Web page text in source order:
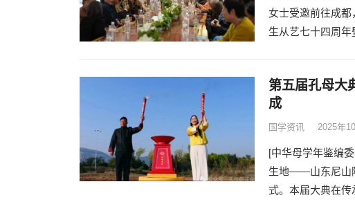
女士受邀前往成
生从艺七十四周
第五届孔母大
成
国学资讯 2025年
[中华母学年鉴编
生地——山东尼山
式。本届大典在传